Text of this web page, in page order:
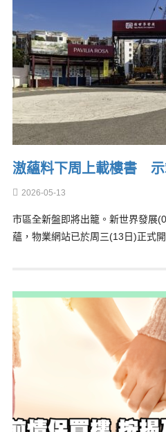
滶蘊料下周上載樓書 示
2026-05-13
市區全新盤即將出籠。新世界發展
蘊，物業網站已於周三(13日)正式